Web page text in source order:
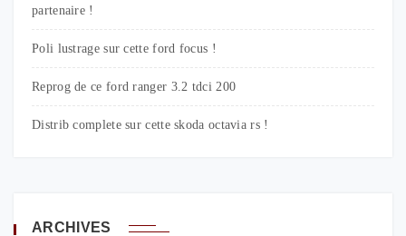
partenaire !
Poli lustrage sur cette ford focus !
Reprog de ce ford ranger 3.2 tdci 200
Distrib complete sur cette skoda octavia rs !
ARCHIVES